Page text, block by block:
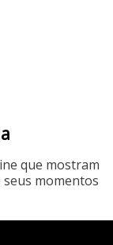
que mostram
seus momentos